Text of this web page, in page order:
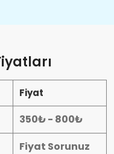
Fiyat
350₺ - 800₺
Fiyat Sorunuz